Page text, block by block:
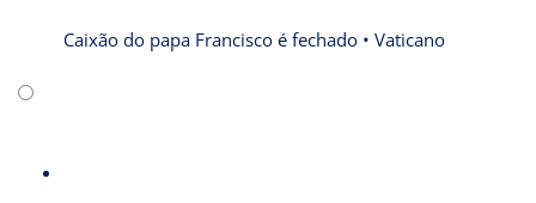
Caixão do papa Francisco é fechado • Vaticano